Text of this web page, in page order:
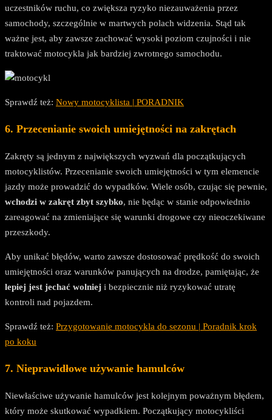
uczestników ruchu, co zwiększa ryzyko niezauważenia przez
samochody, szczególnie w martwych polach widzenia. Stąd tak
ważne jest, aby zawsze zachować wysoki poziom czujności i nie
traktować motocykla jak bardziej zwrotnego samochodu.
Sprawdź też: Nowy motocyklista | PORADNIK
6. Przecenianie swoich umiejętności na zakrętach
Zakręty są jednym z największych wyzwań dla początkujących
motocyklistów. Przecenianie swoich umiejętności w tym elemencie
jazdy może prowadzić do wypadków. Wiele osób, czując się pewnie,
wchodzi w zakręt zbyt szybko, nie będąc w stanie odpowiednio
zareagować na zmieniające się warunki drogowe czy nieoczekiwane
przeszkody.
Aby unikać błędów, warto zawsze dostosować prędkość do swoich
umiejętności oraz warunków panujących na drodze, pamiętając, że
lepiej jest jechać wolniej i bezpiecznie niż ryzykować utratę
kontroli nad pojazdem.
Sprawdź też: Przygotowanie motocykla do sezonu | Poradnik krok
po koku
7. Nieprawidłowe używanie hamulców
Niewłaściwe używanie hamulców jest kolejnym poważnym błędem,
który może skutkować wypadkiem. Początkujący motocykliści